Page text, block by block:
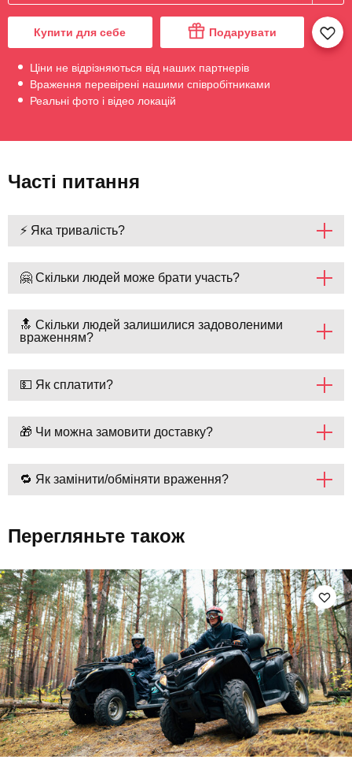
Купити для себе Подарувати
Ціни не відрізняються від наших партнерів
Враження перевірені нашими співробітниками
Реальні фото і відео локацій
Часті питання
⚡ Яка тривалість?
🤗 Скільки людей може брати участь?
🔝 Скільки людей залишилися задоволеними
враженням?
💵 Як сплатити?
🎁 Чи можна замовити доставку?
🔁 Як замінити/обміняти враження?
Перегляньте також